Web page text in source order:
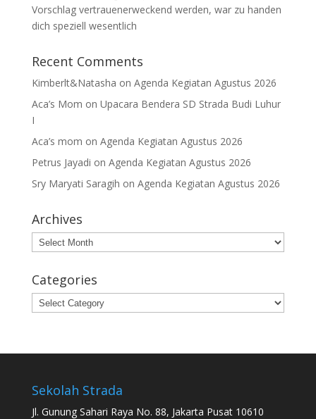
Vorschlag vertrauenerweckend werden, war zu handen
dich speziell wesentlich
Recent Comments
Kimberlt&Natasha on Agenda Kegiatan Agustus 2026
Aca’s Mom on Upacara Bendera SD Strada Budi Luhur
I
Aca’s mom on Agenda Kegiatan Agustus 2026
Petrus Jayadi on Agenda Kegiatan Agustus 2026
Sry Maryati Saragih on Agenda Kegiatan Agustus 2026
Archives
Archives
Categories
Categories
Sekolah Strada
Jl. Gunung Sahari Raya No. 88, Jakarta Pusat 10610